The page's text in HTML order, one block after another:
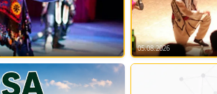
05.08.2026